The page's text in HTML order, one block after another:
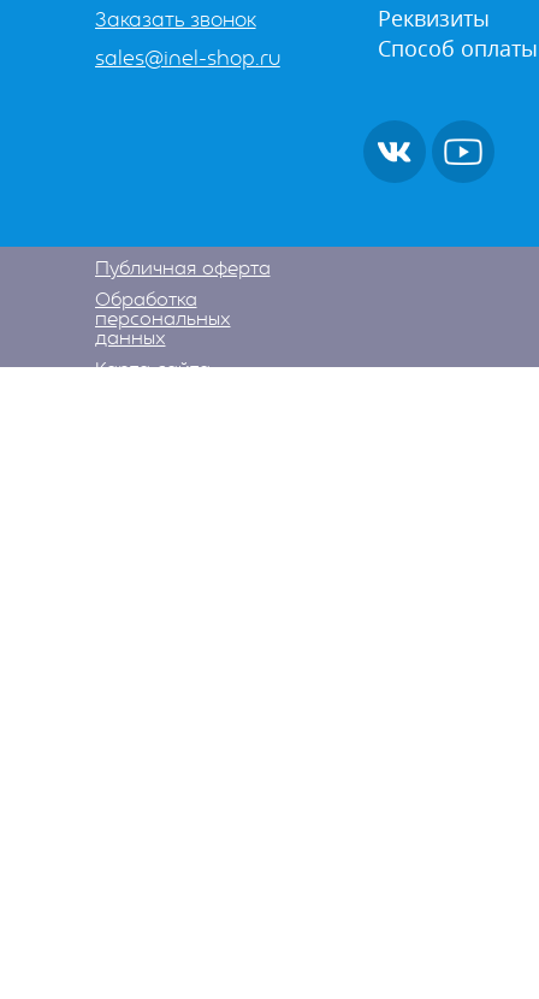
Заказать звонок
sales@inel-shop.ru
Реквизиты
Способ оплаты
Публичная оферта
Обработка
персональных
данных
Карта сайта